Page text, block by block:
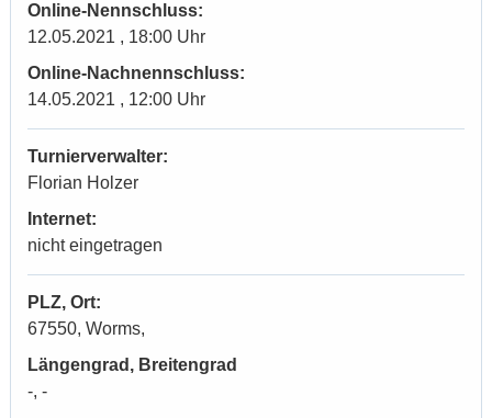
Online-Nennschluss:
12.05.2021 , 18:00 Uhr
Online-Nachnennschluss:
14.05.2021 , 12:00 Uhr
Turnierverwalter:
Florian Holzer
Internet:
nicht eingetragen
PLZ, Ort:
67550, Worms,
Längengrad, Breitengrad
-, -